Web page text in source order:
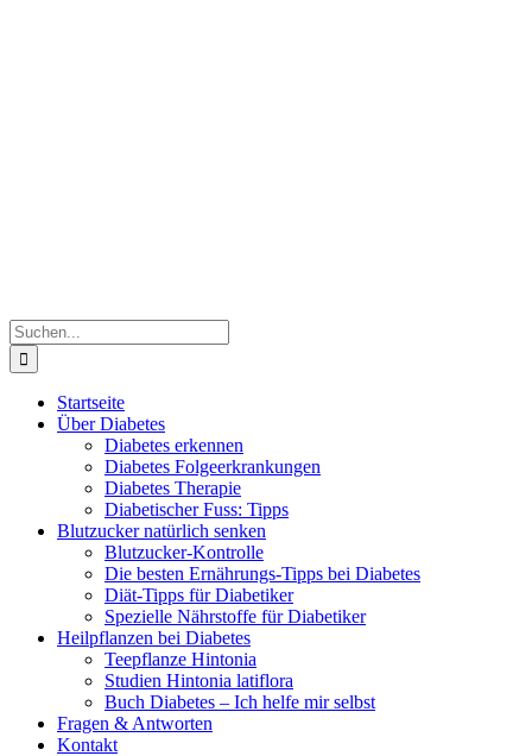
Suche
nach:
Startseite
Über Diabetes
Diabetes erkennen
Diabetes Folgeerkrankungen
Diabetes Therapie
Diabetischer Fuss: Tipps
Blutzucker natürlich senken
Blutzucker-Kontrolle
Die besten Ernährungs-Tipps bei Diabetes
Diät-Tipps für Diabetiker
Spezielle Nährstoffe für Diabetiker
Heilpflanzen bei Diabetes
Teepflanze Hintonia
Studien Hintonia latiflora
Buch Diabetes – Ich helfe mir selbst
Fragen & Antworten
Kontakt